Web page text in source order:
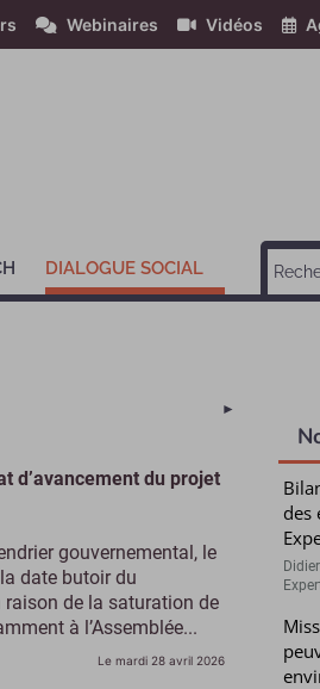
Webinaires Vidéos
DIALOGUE SOCIAL
►
d’avancement du projet
gouvernemental, le
date butoir du
de la saturation de
à l’Assemblée...
Le mardi 28 avril 2026
des